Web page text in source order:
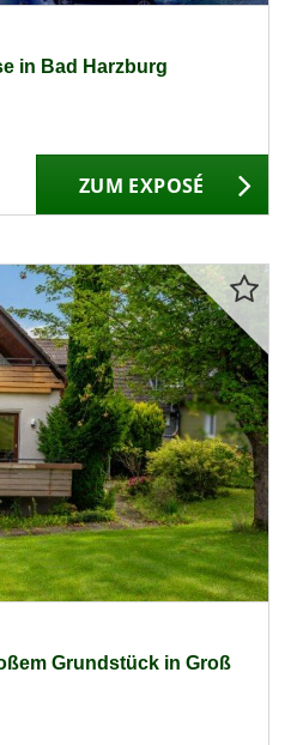
in Bad Harzburg
ZUM EXPOSÉ
Grundstück in Groß